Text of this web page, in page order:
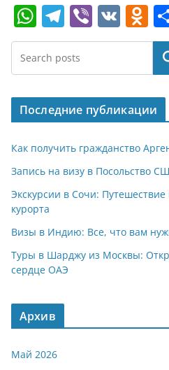
W
h
at
s
A
p
p
T
el
e
gr
a
m
Vi
b
V
K
O
d
o
kl
a
ss
ni
ki
Последние публикации
Как получить гражданство
Запись на визу в Посольство
Экскурсии в Сочи:
курорта
Визы в Индию: Все, что вам
Туры в Шарджу из Москвы:
сердце ОАЭ
Архив
Май 2026